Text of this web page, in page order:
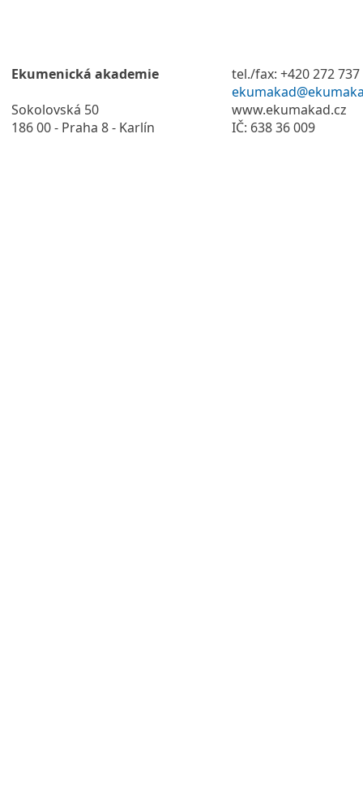
Ekumenická akademie
Sokolovská 50
186 00 - Praha 8 - Karlín
tel./fax: +420 272 737
www.ekumakad.cz
IČ: 638 36 009